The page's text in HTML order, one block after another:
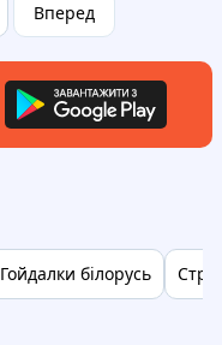
Вперед
Гойдалки білорусь